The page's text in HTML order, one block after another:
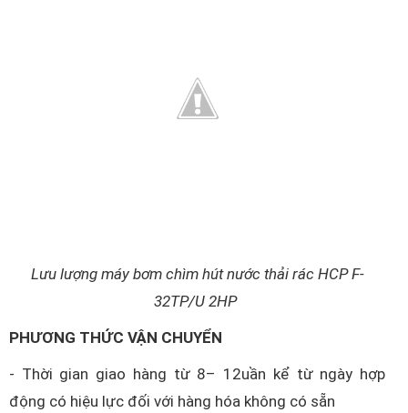
Lưu lượng máy bơm chìm hút nước thải rác HCP F-
32TP/U 2HP
PHƯƠNG THỨC VẬN CHUYỂN
- Thời gian giao hàng từ 8– 12uần kể từ ngày hợp
động có hiệu lực đối với hàng hóa không có sẵn